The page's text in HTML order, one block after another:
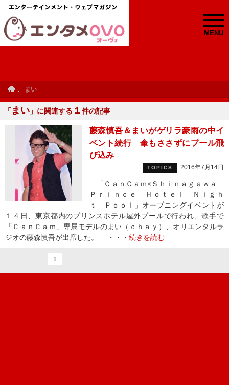
MENU
まい
「 まい 」に関連する １ 件の記事
藤森慎吾＆まいがゲリラ豪雨の中イ
ベント続行 傘もささずにプール飛
び込み
TOPICS 2016年7月14日
「ＣａｎＣａｍ×Ｓｈｉｎａｇａｗａ
Ｐｒｉｎｃｅ Ｈｏｔｅｌ Ｎｉｇｈ
ｔ Ｐｏｏｌ」オープニングイベントが
１４日、東京都内のプリンスホテル屋外プールで行われ、歌手で
「ＣａｎＣａｍ」専属モデルのまい（ｃｈａｙ）、オリエンタルラ
ジオの藤森慎吾が出席した。 ・・・ 続きを読む
1